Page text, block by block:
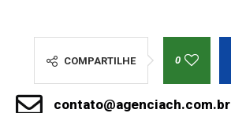
COMPARTILHE 0
contato@agenciach.com.br